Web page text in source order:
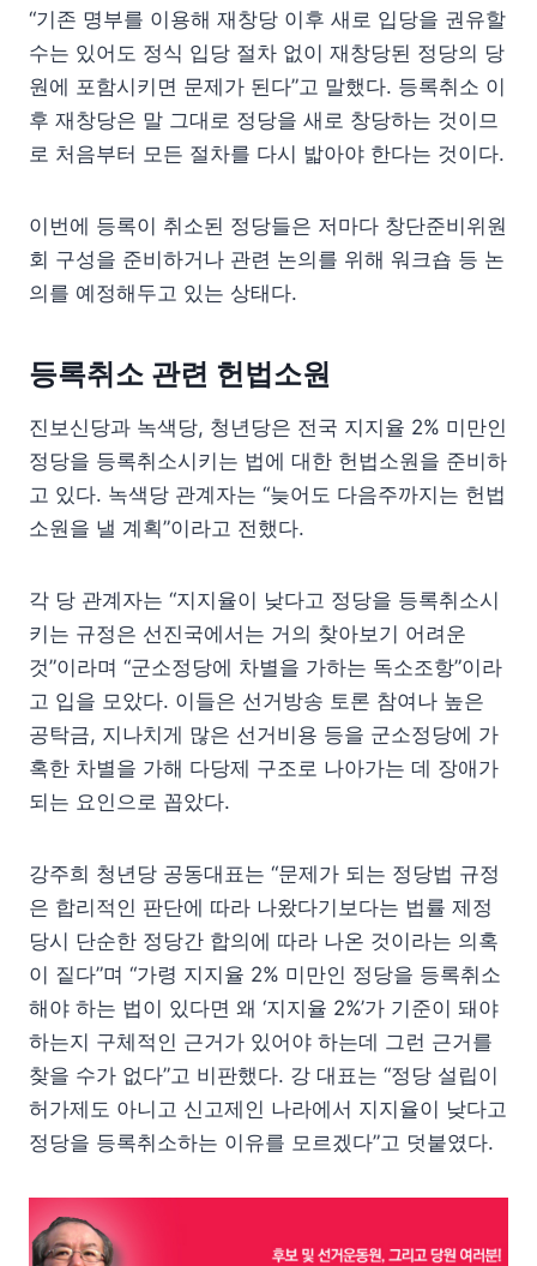
“기존 명부를 이용해 재창당 이후 새로 입당을 권유할
수는 있어도 정식 입당 절차 없이 재창당된 정당의 당
원에 포함시키면 문제가 된다”고 말했다. 등록취소 이
후 재창당은 말 그대로 정당을 새로 창당하는 것이므
로 처음부터 모든 절차를 다시 밟아야 한다는 것이다.
이번에 등록이 취소된 정당들은 저마다 창단준비위원
회 구성을 준비하거나 관련 논의를 위해 워크숍 등 논
의를 예정해두고 있는 상태다.
등록취소 관련 헌법소원
진보신당과 녹색당, 청년당은 전국 지지율 2% 미만인
정당을 등록취소시키는 법에 대한 헌법소원을 준비하
고 있다. 녹색당 관계자는 “늦어도 다음주까지는 헌법
소원을 낼 계획”이라고 전했다.
각 당 관계자는 “지지율이 낮다고 정당을 등록취소시
키는 규정은 선진국에서는 거의 찾아보기 어려운
것”이라며 “군소정당에 차별을 가하는 독소조항”이라
고 입을 모았다. 이들은 선거방송 토론 참여나 높은
공탁금, 지나치게 많은 선거비용 등을 군소정당에 가
혹한 차별을 가해 다당제 구조로 나아가는 데 장애가
되는 요인으로 꼽았다.
강주희 청년당 공동대표는 “문제가 되는 정당법 규정
은 합리적인 판단에 따라 나왔다기보다는 법률 제정
당시 단순한 정당간 합의에 따라 나온 것이라는 의혹
이 짙다”며 “가령 지지율 2% 미만인 정당을 등록취소
해야 하는 법이 있다면 왜 ‘지지율 2%’가 기준이 돼야
하는지 구체적인 근거가 있어야 하는데 그런 근거를
찾을 수가 없다”고 비판했다. 강 대표는 “정당 설립이
허가제도 아니고 신고제인 나라에서 지지율이 낮다고
정당을 등록취소하는 이유를 모르겠다”고 덧붙였다.